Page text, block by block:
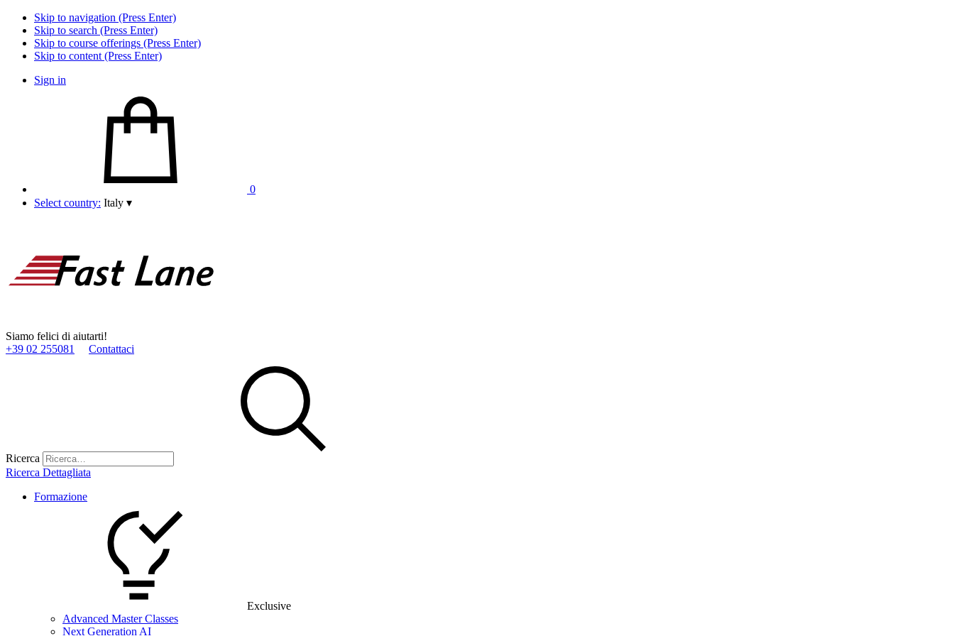
Skip to navigation (Press Enter)
Skip to search (Press Enter)
Skip to course offerings (Press Enter)
Skip to content (Press Enter)
Sign in
0
Select country: Italy ▾
Siamo felici di aiutarti!
+39 02 255081
Contattaci
Ricerca
Ricerca Dettagliata
Formazione
Exclusive
Advanced Master Classes
Next Generation AI